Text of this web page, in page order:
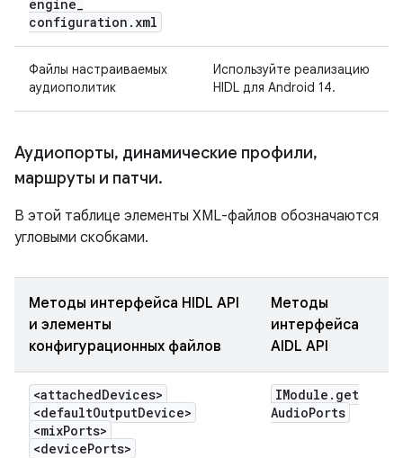
engine_
configuration . xml
Файлы настраиваемых
аудиополитик
Используйте реализацию
HIDL для Android 14.
Аудиопорты, динамические профили,
маршруты и патчи.
В этой таблице элементы XML-файлов обозначаются
угловыми скобками.
Методы интерфейса HIDL API
и элементы
конфигурационных файлов
Методы
интерфейса
AIDL API
<attachedDevices>
<defaultOutputDevice>
<mixPorts>
<devicePorts>
IModule . get
AudioPorts